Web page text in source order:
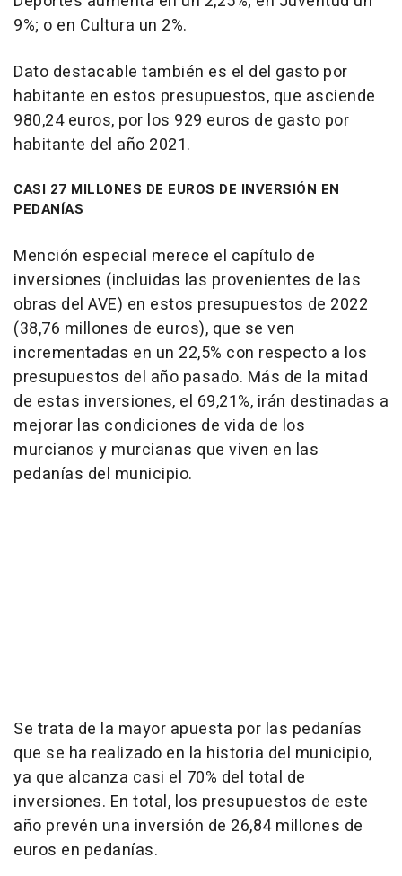
9%; o en Cultura un 2%.
Dato destacable también es el del gasto por
habitante en estos presupuestos, que asciende
980,24 euros, por los 929 euros de gasto por
habitante del año 2021.
CASI 27 MILLONES DE EUROS DE INVERSIÓN EN
PEDANÍAS
Mención especial merece el capítulo de
inversiones (incluidas las provenientes de las
obras del AVE) en estos presupuestos de 2022
(38,76 millones de euros), que se ven
incrementadas en un 22,5% con respecto a los
presupuestos del año pasado. Más de la mitad
de estas inversiones, el 69,21%, irán destinadas a
mejorar las condiciones de vida de los
murcianos y murcianas que viven en las
pedanías del municipio.
Se trata de la mayor apuesta por las pedanías
que se ha realizado en la historia del municipio,
ya que alcanza casi el 70% del total de
inversiones. En total, los presupuestos de este
año prevén una inversión de 26,84 millones de
euros en pedanías.